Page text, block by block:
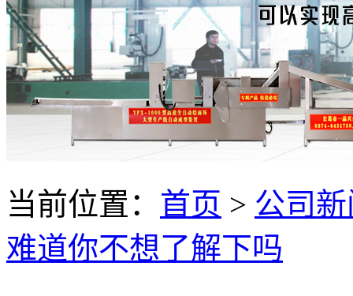
当前位置： 首页 > 公司
难道你不想了解下吗